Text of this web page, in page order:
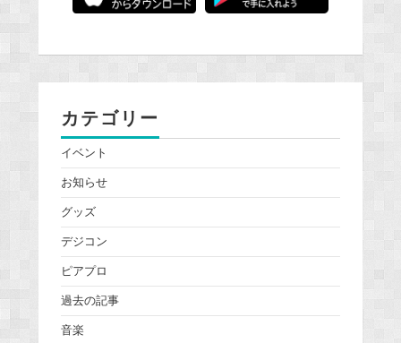
カテゴリー
イベント
お知らせ
グッズ
デジコン
ピアプロ
過去の記事
音楽